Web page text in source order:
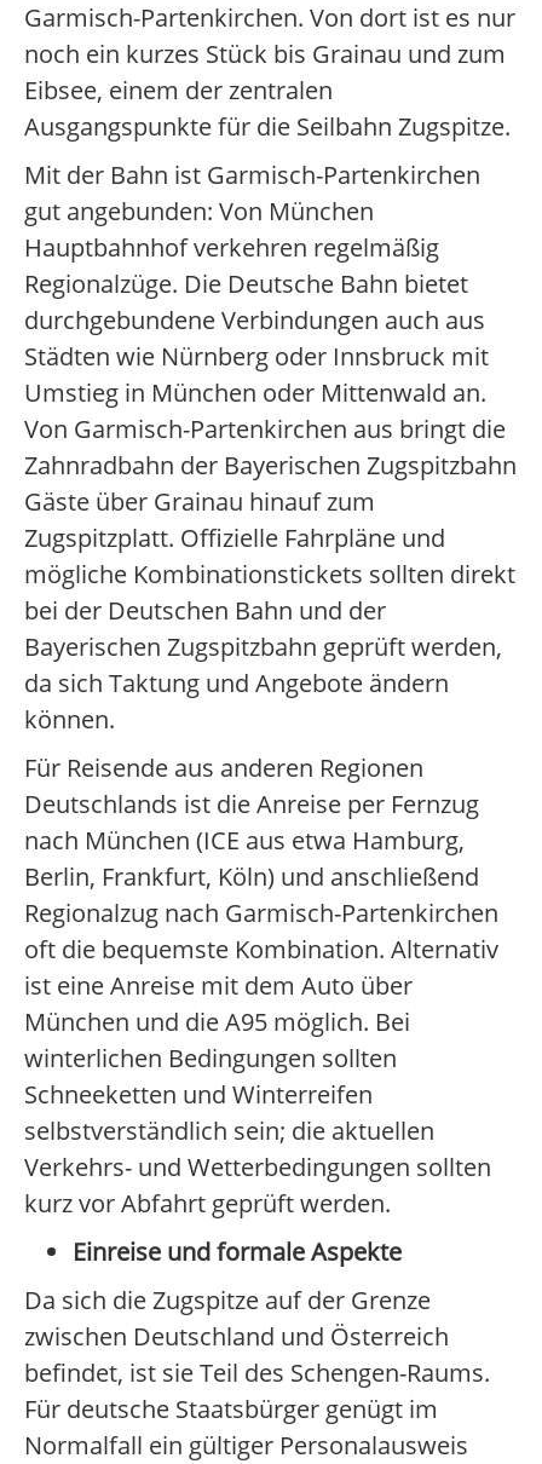
Garmisch-Partenkirchen. Von dort ist es nur
noch ein kurzes Stück bis Grainau und zum
Eibsee, einem der zentralen
Ausgangspunkte für die Seilbahn Zugspitze.
Mit der Bahn ist Garmisch-Partenkirchen
gut angebunden: Von München
Hauptbahnhof verkehren regelmäßig
Regionalzüge. Die Deutsche Bahn bietet
durchgebundene Verbindungen auch aus
Städten wie Nürnberg oder Innsbruck mit
Umstieg in München oder Mittenwald an.
Von Garmisch-Partenkirchen aus bringt die
Zahnradbahn der Bayerischen Zugspitzbahn
Gäste über Grainau hinauf zum
Zugspitzplatt. Offizielle Fahrpläne und
mögliche Kombinationstickets sollten direkt
bei der Deutschen Bahn und der
Bayerischen Zugspitzbahn geprüft werden,
da sich Taktung und Angebote ändern
können.
Für Reisende aus anderen Regionen
Deutschlands ist die Anreise per Fernzug
nach München (ICE aus etwa Hamburg,
Berlin, Frankfurt, Köln) und anschließend
Regionalzug nach Garmisch-Partenkirchen
oft die bequemste Kombination. Alternativ
ist eine Anreise mit dem Auto über
München und die A95 möglich. Bei
winterlichen Bedingungen sollten
Schneeketten und Winterreifen
selbstverständlich sein; die aktuellen
Verkehrs- und Wetterbedingungen sollten
kurz vor Abfahrt geprüft werden.
Einreise und formale Aspekte
Da sich die Zugspitze auf der Grenze
zwischen Deutschland und Österreich
befindet, ist sie Teil des Schengen-Raums.
Für deutsche Staatsbürger genügt im
Normalfall ein gültiger Personalausweis